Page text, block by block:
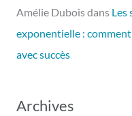
Amélie Duboisdans Les
exponentielle :
avec succès
Archives